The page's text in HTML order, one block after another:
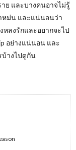
ย และบางคนอาจไม่รู้
หม่น และแน่นอนว่า
ลงรักและอยากจะไป
อย่างแน่นอน และ
บ้างไปดูกัน